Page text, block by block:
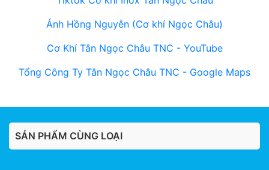
Ánh Hồng Nguyễn (Cơ khí Ngọc Châu)
Cơ Khí Tân Ngọc Châu TNC - YouTube
Tổng Công Ty Tân Ngọc Châu TNC - Google Maps
SẢN PHẨM CÙNG LOẠI